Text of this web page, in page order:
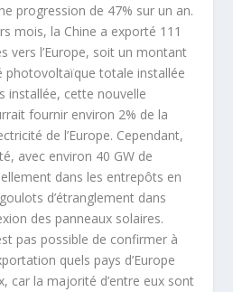
progression de 47% sur un an.
mois, la Chine a exporté 111
vers l’Europe, soit un montant
photovoltaïque totale installée
installée, cette nouvelle
fournir environ 2% de la
de l’Europe. Cependant,
avec environ 40 GW de
dans les entrepôts en
d’étranglement dans
des panneaux solaires.
pas possible de confirmer à
quels pays d’Europe
car la majorité d’entre eux sont